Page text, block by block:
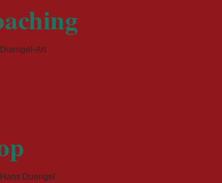
Art
Duengel